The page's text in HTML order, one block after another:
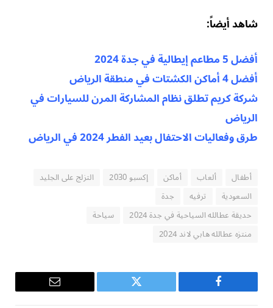
شاهد أيضاً:
أفضل 5 مطاعم إيطالية في جدة 2024
أفضل 4 أماكن الكشتات في منطقة الرياض
شركة كريم تطلق نظام المشاركة المرن للسيارات في
الرياض
طرق وفعاليات الاحتفال بعيد الفطر 2024 في الرياض
أطفال ألعاب أماكن إكسبو 2030
التزلج على الجليد
السعودية
ترفيه
جدة
حديقة عطالله السياحية في جدة 2024
سياحة
منتزه عطالله هابي لاند 2024
فيسبوك تويتر
البريد